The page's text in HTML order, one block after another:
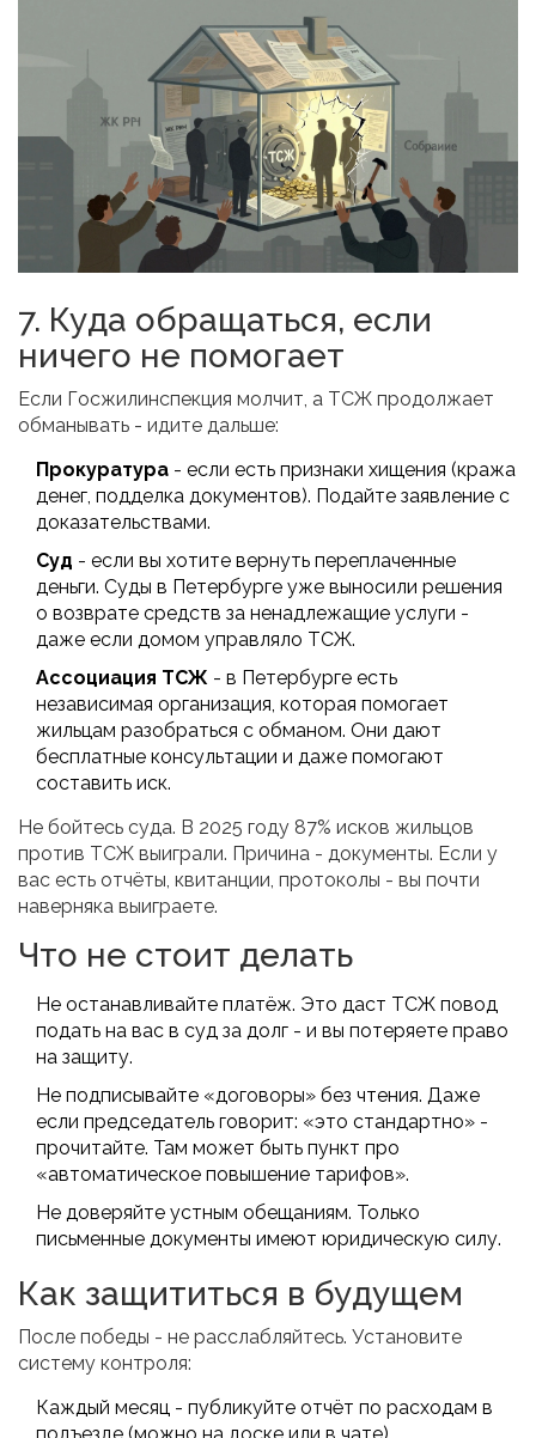
7. Куда обращаться, если
ничего не помогает
Если Госжилинспекция молчит, а ТСЖ продолжает
обманывать - идите дальше:
Прокуратура - если есть признаки хищения (кража
денег, подделка документов). Подайте заявление с
доказательствами.
Суд - если вы хотите вернуть переплаченные
деньги. Суды в Петербурге уже выносили решения
о возврате средств за ненадлежащие услуги -
даже если домом управляло ТСЖ.
Ассоциация ТСЖ - в Петербурге есть
независимая организация, которая помогает
жильцам разобраться с обманом. Они дают
бесплатные консультации и даже помогают
составить иск.
Не бойтесь суда. В 2025 году 87% исков жильцов
против ТСЖ выиграли. Причина - документы. Если у
вас есть отчёты, квитанции, протоколы - вы почти
наверняка выиграете.
Что не стоит делать
Не останавливайте платёж. Это даст ТСЖ повод
подать на вас в суд за долг - и вы потеряете право
на защиту.
Не подписывайте «договоры» без чтения. Даже
если председатель говорит: «это стандартно» -
прочитайте. Там может быть пункт про
«автоматическое повышение тарифов».
Не доверяйте устным обещаниям. Только
письменные документы имеют юридическую силу.
Как защититься в будущем
После победы - не расслабляйтесь. Установите
систему контроля:
Каждый месяц - публикуйте отчёт по расходам в
подъезде (можно на доске или в чате).